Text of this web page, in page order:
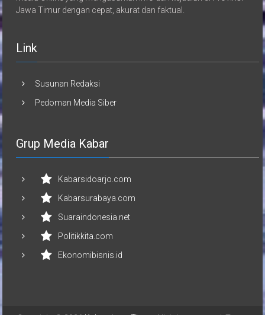
Jawa Timur dengan cepat, akurat dan faktual.
Link
Susunan Redaksi
Pedoman Media Siber
Grup Media Kabar
Kabarsidoarjo.com
Kabarsurabaya.com
Suaraindonesia.net
Politikkita.com
Ekonomibisnis.id